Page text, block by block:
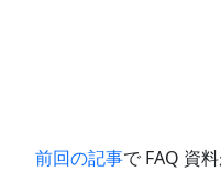
前回の記事で FAQ 資